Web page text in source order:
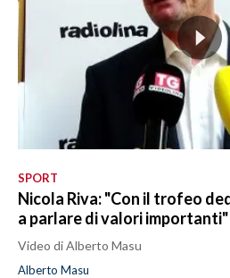
SPORT
Nicola Riva: "Con il trofeo
a parlare di valori importanti"
Video di Alberto Masu
Alberto Masu